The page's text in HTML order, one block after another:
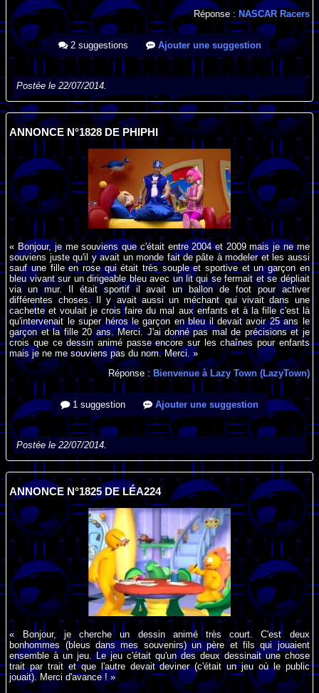
Réponse : NASCAR Racers
2 suggestions Ajouter une suggestion
Postée le 22/07/2014.
ANNONCE N°1828 DE PHIPHI
« Bonjour, je me souviens que c'était entre 2004 et 2009 mais je ne me
souviens juste qu'il y avait un monde fait de pâte à modeler et les aussi
sauf une fille en rose qui était très souple et sportive et un garçon en
bleu vivant sur un dirigeable bleu avec un lit qui se fermait et se dépliait
via un mur. Il était sportif il avait un ballon de foot pour activer
différentes choses. Il y avait aussi un méchant qui vivait dans une
cachette et voulait je crois faire du mal aux enfants et à la fille c'est là
qu'intervenait le super héros le garçon en bleu il devait avoir 25 ans le
garçon et la fille 20 ans. Merci. J'ai donné pas mal de précisions et je
crois que ce dessin animé passe encore sur les chaînes pour enfants
mais je ne me souviens pas du nom. Merci. »
Réponse : Bienvenue à Lazy Town (LazyTown)
1 suggestion Ajouter une suggestion
Postée le 22/07/2014.
ANNONCE N°1825 DE LÉA224
« Bonjour, je cherche un dessin animé très court. C'est deux
bonhommes (bleus dans mes souvenirs) un père et fils qui jouaient
ensemble à un jeu. Le jeu c'était qu'un des deux dessinait une chose
trait par trait et que l'autre devait deviner (c'était un jeu où le public
jouait). Merci d'avance ! »